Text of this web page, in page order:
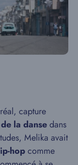
capture
la dansedans
Melika avait
hopcomme